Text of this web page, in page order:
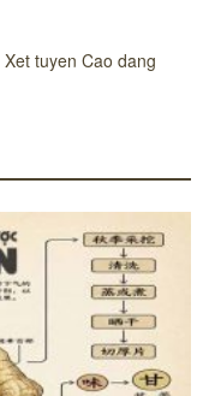
Xet tuyen Cao dang